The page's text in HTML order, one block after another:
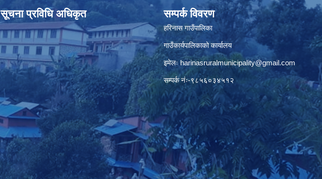
सूचना प्रविधि अधिकृत सम्पर्क विवरण
हरिनास गाउँपालिका
गाउँकार्यपालिकाको कार्यालय
इमेलःharinasruralmunicipality@gmail.com
सम्पर्क नंः-९८५६०३४५१२